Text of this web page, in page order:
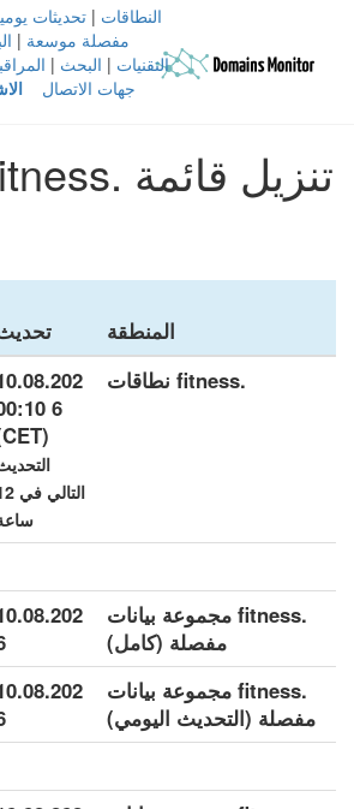
النطاقات | تحديثات
مفصلة موسعة |
التقنيات | البحث |
جهات الاتصال
تنزيل قائمة .fitness نطاقات
المنطقة
.fitness نطاقات
00:10
(CET)
التالي
.fitness مجموعة بيانات
مفصلة (كامل)
.fitness مجموعة بيانات
مفصلة (التحديث اليومي)